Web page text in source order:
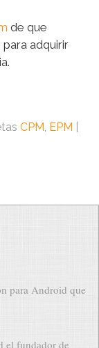
de que
adquirir
CPM EPM
para Android que
el fundador de